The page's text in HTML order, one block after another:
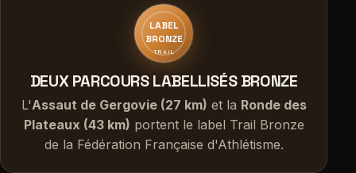
LABEL
BRONZE
TRAIL
DEUX PARCOURS LABELLISÉS BRONZE
L'Assaut de Gergovie (27 km) et la Ronde des
Plateaux (43 km) portent le label Trail Bronze
de la Fédération Française d'Athlétisme.